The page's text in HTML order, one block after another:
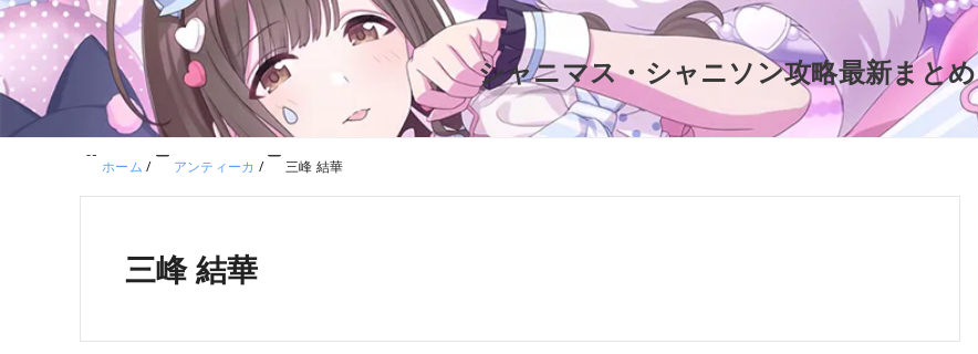
シャニマス・シャニソン攻略最新まとめ
ホーム / アンティーカ / 三峰 結華
三峰 結華